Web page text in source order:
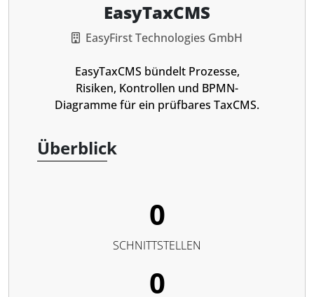
EasyTaxCMS
EasyFirst Technologies GmbH
EasyTaxCMS bündelt Prozesse,
Risiken, Kontrollen und BPMN-
Diagramme für ein prüfbares TaxCMS.
Überblick
0
SCHNITTSTELLEN
0